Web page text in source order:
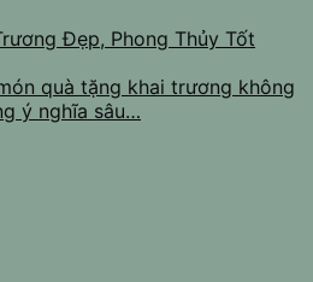
Đẹp, Phong Thủy Tốt
quà tặng khai trương không
ý nghĩa sâu…